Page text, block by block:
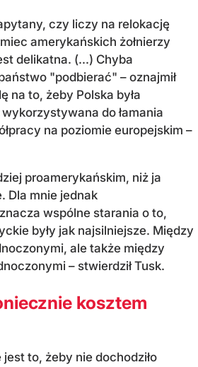
czy liczy na relokację
amerykańskich żołnierzy
delikatna. (...) Chyba
"podbierać" – oznajmił
na to, żeby Polska była
do łamania
na poziomie europejskim –
proamerykańskim, niż ja
Dla mnie jednak
wspólne starania o to,
były jak najsilniejsze. Między
ale także między
– stwierdził Tusk.
kosztem
to, żeby nie dochodziło